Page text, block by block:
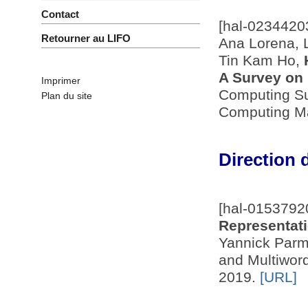
Contact
Retourner au LIFO
Imprimer
Plan du site
[hal-
Ana Lorena,
Tin Kam Ho,
A Survey
Computing
Computing
Direction
[hal-
Yannick
and
2019. [URL]